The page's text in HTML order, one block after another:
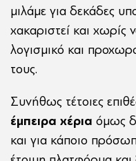
μιλάμε για δεκάδες
χακαριστεί και χωρίς
λογισμικό και
τους.
Συνήθως τέτοιες
έμπειρα χέρια όμως
και για κάποιο